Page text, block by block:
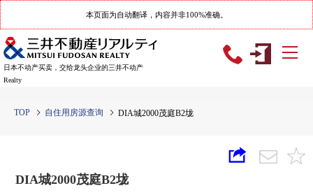
本页面为自动翻译，内容并非100%准确。
日本不动产买卖，交给龙头企业的三井不动产
Realty
TOP 自住用房源查询 DIA城2000茂庭B2垅
DIA城2000茂庭B2垅